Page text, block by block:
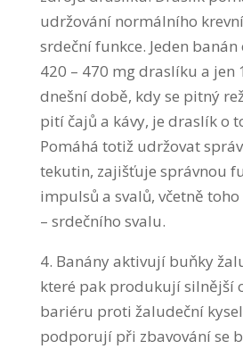
udržování normálního
srdeční funkce. Jeden banán
420 – 470 mg draslíku a jen
dnešní době, kdy se pitný
pití čajů a kávy, je draslík o
Pomáhá totiž udržovat
tekutin, zajišťuje správnou
impulsů a svalů, včetně
– srdečního svalu.
4. Banány aktivují buňky
které pak produkují silnější
bariéru proti žaludeční
podporují při zbavování se